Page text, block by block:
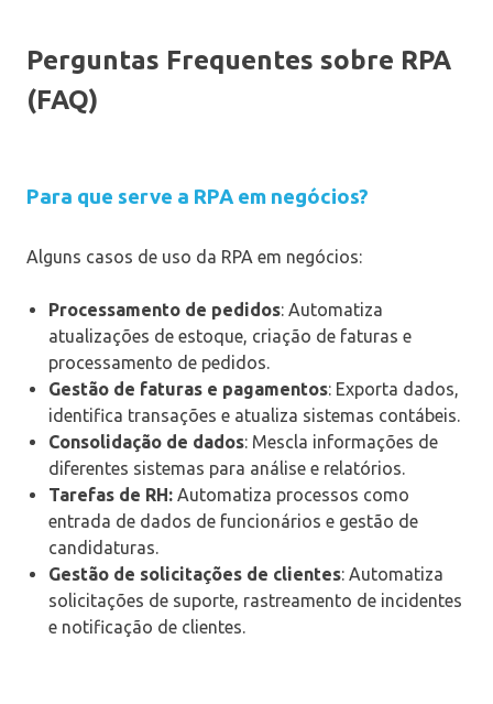
Perguntas Frequentes sobre RPA
(FAQ)
Para que serve a RPA em negócios?
Alguns casos de uso da RPA em negócios:
Processamento de pedidos: Automatiza
atualizações de estoque, criação de faturas e
processamento de pedidos.
Gestão de faturas e pagamentos: Exporta dados,
identifica transações e atualiza sistemas contábeis.
Consolidação de dados: Mescla informações de
diferentes sistemas para análise e relatórios.
Tarefas de RH: Automatiza processos como
entrada de dados de funcionários e gestão de
candidaturas.
Gestão de solicitações de clientes: Automatiza
solicitações de suporte, rastreamento de incidentes
e notificação de clientes.